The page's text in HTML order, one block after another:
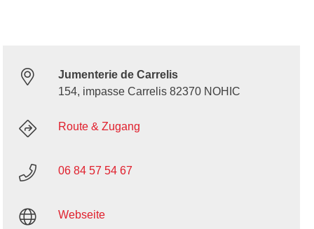
Jumenterie de Carrelis
154, impasse Carrelis 82370 NOHIC
Route & Zugang
06 84 57 54 67
Webseite